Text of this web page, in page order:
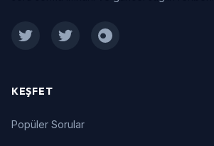
FacebookTwitter Instagram
KEŞFET
Popüler Sorular